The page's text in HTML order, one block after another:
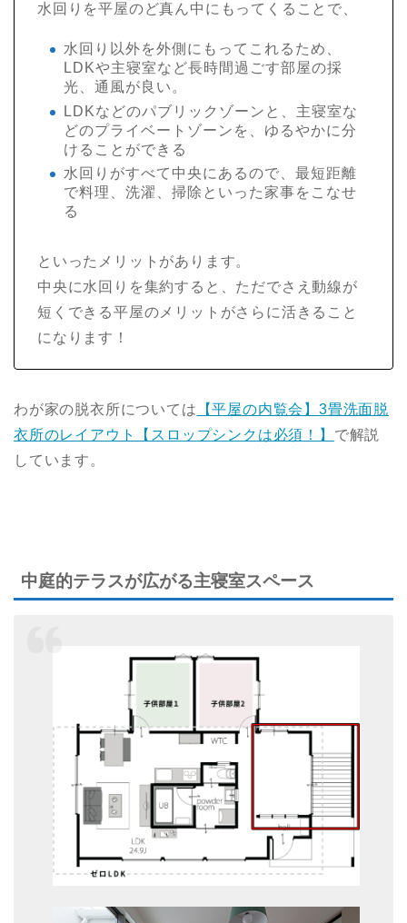
水回りを平屋のど真ん中にもってくることで、
水回り以外を外側にもってこれるため、
LDKや主寝室など長時間過ごす部屋の採
光、通風が良い。
LDKなどのパブリックゾーンと、主寝室な
どのプライベートゾーンを、ゆるやかに分
けることができる
水回りがすべて中央にあるので、最短距離
で料理、洗濯、掃除といった家事をこなせ
る
といったメリットがあります。
中央に水回りを集約すると、ただでさえ動線が
短くできる平屋のメリットがさらに活きること
になります！
わが家の脱衣所については 【平屋の内覧会】3畳洗面脱
衣所のレイアウト【スロップシンクは必須！】 で解説
しています。
中庭的テラスが広がる主寝室スペース